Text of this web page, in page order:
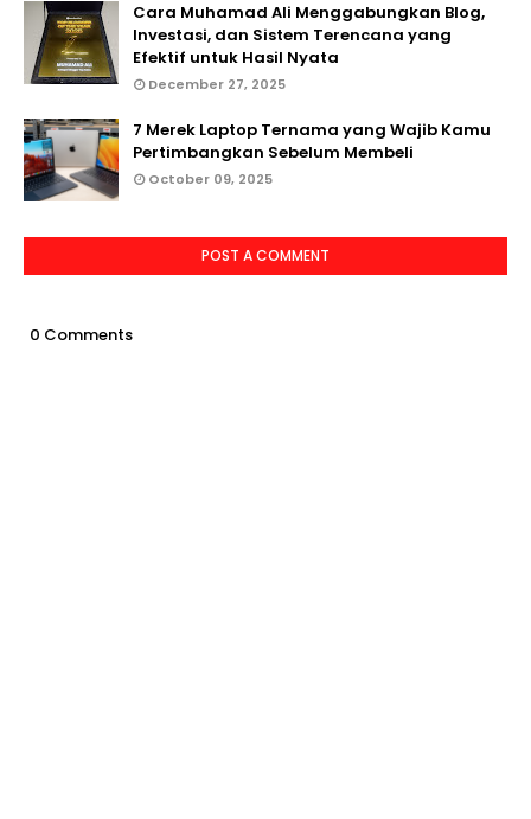
Cara Muhamad Ali Menggabungkan Blog,
Investasi, dan Sistem Terencana yang
Efektif untuk Hasil Nyata
December 27, 2025
7 Merek Laptop Ternama yang Wajib Kamu
Pertimbangkan Sebelum Membeli
October 09, 2025
POST A COMMENT
0 Comments